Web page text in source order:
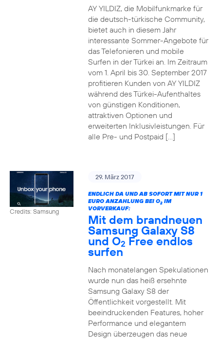
AY YILDIZ, die Mobilfunkmarke für
die deutsch-türkische Community,
bietet auch in diesem Jahr
interessante Sommer-Angebote für
das Telefonieren und mobile
Surfen in der Türkei an. Im Zeitraum
vom 1. April bis 30. September 2017
profitieren Kunden von AY YILDIZ
während des Türkei-Aufenthaltes
von günstigen Konditionen,
attraktiven Optionen und
erweiterten Inklusivleistungen. Für
alle Pre- und Postpaid […]
Credits: Samsung
29. März 2017
ENDLICH DA UND AB SOFORT MIT NUR 1
EURO ANZAHLUNG BEI O2IM
VORVERKAUF:
Mit dem brandneuen
Samsung Galaxy S8
und O2 Free endlos
surfen
Nach monatelangen Spekulationen
wurde nun das heiß ersehnte
Samsung Galaxy S8 der
Öffentlichkeit vorgestellt. Mit
beeindruckenden Features, hoher
Performance und elegantem
Design überzeugen das neue